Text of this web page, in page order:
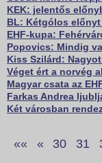
KEK: jelentős
BL: Kétgólos előnyt
EHF-kupa:
Popovics: Mindig
Kiss Szilárd:
Véget ért a norvég
Magyar csata az
Farkas Andrea
Két városban
«« « 30 31